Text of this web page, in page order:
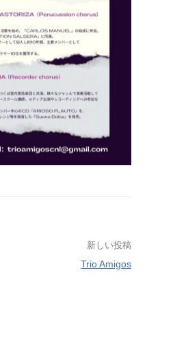
新しい投稿
Trio Amigos